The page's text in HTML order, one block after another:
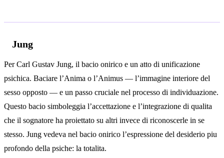
Jung
Per Carl Gustav Jung, il bacio onirico e un atto di unificazione
psichica. Baciare l’Anima o l’Animus — l’immagine interiore del
sesso opposto — e un passo cruciale nel processo di individuazione.
Questo bacio simboleggia l’accettazione e l’integrazione di qualita
che il sognatore ha proiettato su altri invece di riconoscerle in se
stesso. Jung vedeva nel bacio onirico l’espressione del desiderio piu
profondo della psiche: la totalita.